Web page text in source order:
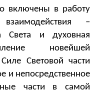
включены в работу
–
Света и духовная
новейшей
Световой части
и непосредственное
части в самой